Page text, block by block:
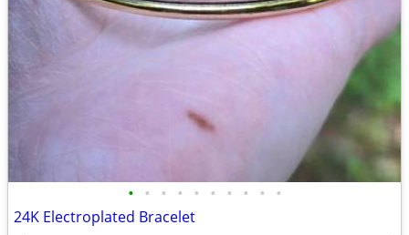
• • • • • • • • • •
24K Electroplated Bracelet